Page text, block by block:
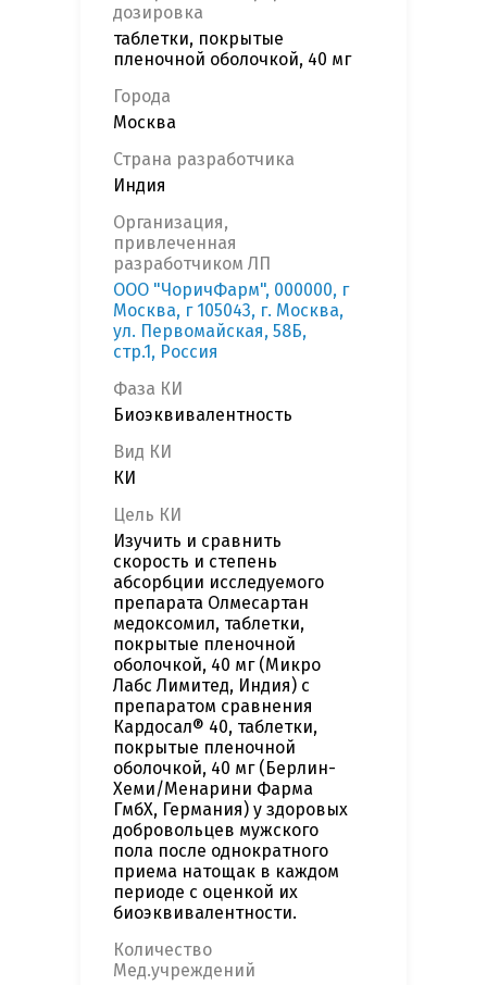
дозировка
таблетки, покрытые
пленочной оболочкой, 40 мг
Города
Москва
Страна разработчика
Индия
Организация,
привлеченная
разработчиком ЛП
ООО "ЧоричФарм", 000000, г
Москва, г 105043, г. Москва,
ул. Первомайская, 58Б,
стр.1, Россия
Фаза КИ
Биоэквивалентность
Вид КИ
КИ
Цель КИ
Изучить и сравнить
скорость и степень
абсорбции исследуемого
препарата Олмесартан
медоксомил, таблетки,
покрытые пленочной
оболочкой, 40 мг (Микро
Лабс Лимитед, Индия) с
препаратом сравнения
Кардосал® 40, таблетки,
покрытые пленочной
оболочкой, 40 мг (Берлин-
Хеми/Менарини Фарма
ГмбХ, Германия) у здоровых
добровольцев мужского
пола после однократного
приема натощак в каждом
периоде с оценкой их
биоэквивалентности.
Количество
Мед.учреждений